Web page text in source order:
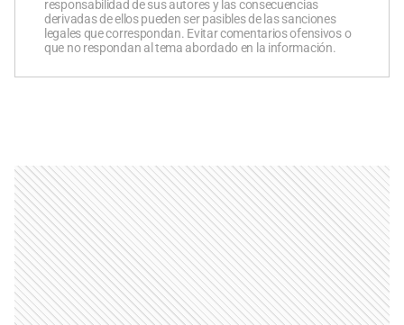
responsabilidad de sus autores y las consecuencias
derivadas de ellos pueden ser pasibles de las sanciones
legales que correspondan. Evitar comentarios ofensivos o
que no respondan al tema abordado en la información.